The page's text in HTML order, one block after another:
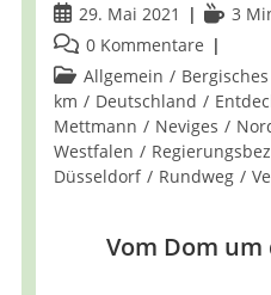
Beitrag
veröffentlicht:
29. Mai 2021
3
Beitrags-
Kommentare:
0 Kommentare
Beitrags-
Kategorie:
Allgemein /
km / Deutschland /
Mettmann / Neviges /
Westfalen /
Düsseldorf / Rundweg /
Vom Dom